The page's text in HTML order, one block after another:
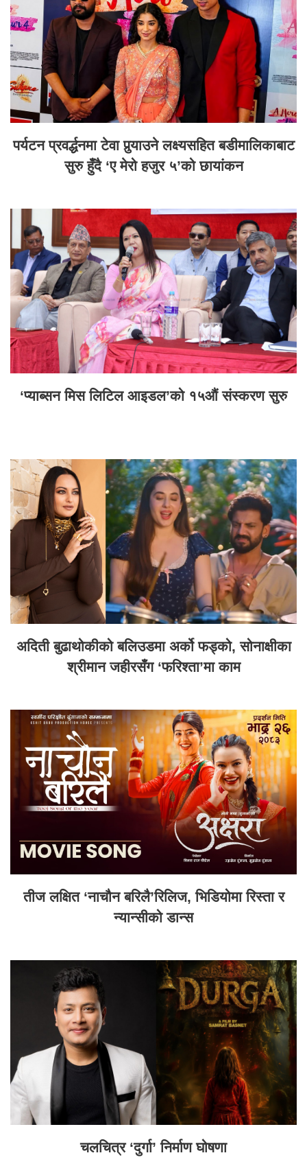
पर्यटन प्रवर्द्धनमा टेवा पुर्‍याउने लक्ष्यसहित बडीमालिकाबाट
सुरु हुँदै ‘ए मेरो हजुर ५’को छायांकन
‘प्याब्सन मिस लिटिल आइडल’को १५औं संस्करण सुरु
अदिती बुढाथोकीको बलिउडमा अर्को फड्को, सोनाक्षीका
श्रीमान जहीरसँग ‘फरिश्ता’मा काम
तीज लक्षित ‘नाचौन बरिलै’रिलिज, भिडियोमा रिस्ता र
न्यान्सीको डान्स
चलचित्र ‘दुर्गा’ निर्माण घोषणा